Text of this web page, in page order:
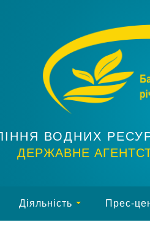
ВОДНИХ
ДЕРЖАВНЕ
Діяльність Прес-